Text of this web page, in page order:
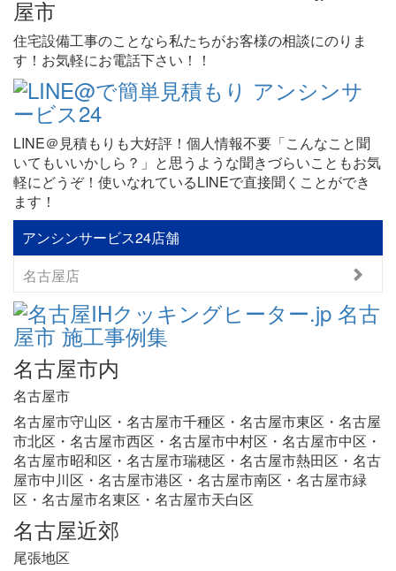
住宅設備工事のことなら私たちがお客様の相談にのりま
す！お気軽にお電話下さい！！
LINE＠見積もりも大好評！個人情報不要「こんなこと聞
いてもいいかしら？」と思うような聞きづらいこともお気
軽にどうぞ！使いなれているLINEで直接聞くことができ
ます！
アンシンサービス24店舗
名古屋店
名古屋市内
名古屋市
名古屋市守山区・名古屋市千種区・名古屋市東区・名古屋
市北区・名古屋市西区・名古屋市中村区・名古屋市中区・
名古屋市昭和区・名古屋市瑞穂区・名古屋市熱田区・名古
屋市中川区・名古屋市港区・名古屋市南区・名古屋市緑
区・名古屋市名東区・名古屋市天白区
名古屋近郊
尾張地区